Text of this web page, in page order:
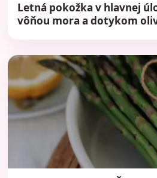
Letná pokožka v hlavnej
vôňou mora a dotykom